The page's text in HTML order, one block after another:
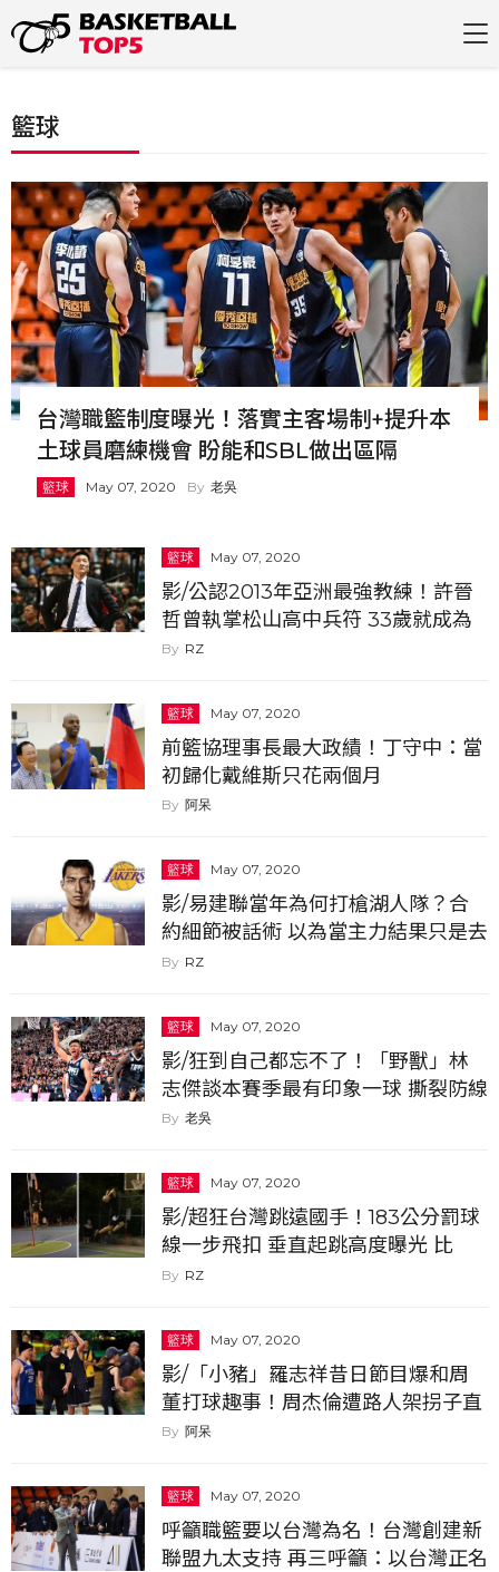
籃球
籃球 May 07, 2020 老吳
台灣職籃制度曝光！落實主客場制+提升本
土球員磨練機會 盼能和SBL做出區隔
籃球 May 07, 2020
影/公認2013年亞洲最強教練！許晉
哲曾執掌松山高中兵符 33歲就成為
SBL總教練
RZ
籃球 May 07, 2020
前籃協理事長最大政績！丁守中：當
初歸化戴維斯只花兩個月
阿呆
籃球 May 07, 2020
影/易建聯當年為何打槍湖人隊？合
約細節被話術 以為當主力結果只是去
打醬油...
RZ
籃球 May 07, 2020
影/狂到自己都忘不了！「野獸」林
志傑談本賽季最有印象一球 撕裂防線
連過三人後怒吼
老吳
籃球 May 07, 2020
影/超狂台灣跳遠國手！183公分罰球
線一步飛扣 垂直起跳高度曝光 比
NBA灌籃王LaVine還高...
RZ
籃球 May 07, 2020
影/「小豬」羅志祥昔日節目爆和周
董打球趣事！周杰倫遭路人架拐子直
接脫衣動怒：你要這樣打是不是
阿呆
籃球 May 07, 2020
呼籲職籃要以台灣為名！台灣創建新
聯盟九太支持 再三呼籲：以台灣正名